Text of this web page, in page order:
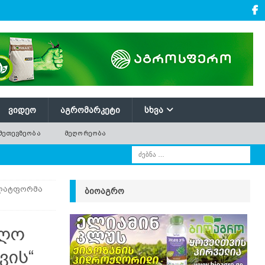
ᲕᲘᲓᲔᲝ ᲐᲒᲠᲝᲛᲐᲠᲙᲔᲢᲘ ᲡᲮᲕᲐ
ᲛᲔᲦᲝᲠᲔᲝᲑᲐ
ᲑᲘᲝᲐᲒᲠᲝ